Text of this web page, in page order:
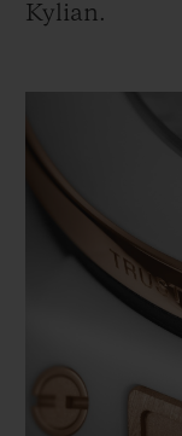
Kylian.